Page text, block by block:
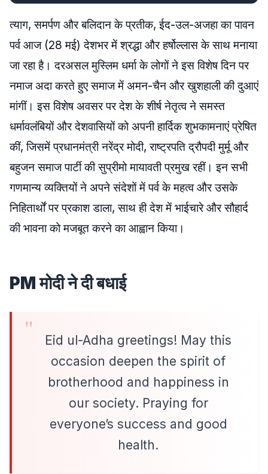
त्याग, समर्पण और बलिदान के प्रतीक, ईद-उल-अजहा का पावन
पर्व आज (28 मई) देशभर में श्रद्धा और हर्षोल्लास के साथ मनाया
जा रहा है। दरअसल मुस्लिम धर्मा के लोगों ने इस विशेष दिन पर
नमाज अदा करते हुए समाज में अमन-चैन और खुशहाली की दुआएं
मांगीं। इस विशेष अवसर पर देश के शीर्ष नेतृत्व ने समस्त
धर्मावलंबियों और देशवासियों को अपनी हार्दिक शुभकामनाएं प्रेषित
कीं, जिसमें प्रधानमंत्री नरेंद्र मोदी, राष्ट्रपति द्रौपदी मुर्मू और
बहुजन समाज पार्टी की सुप्रीमो मायावती प्रमुख रहीं। इन सभी
गणमान्य व्यक्तियों ने अपने संदेशों में पर्व के महत्व और उसके
निहितार्थों पर प्रकाश डाला, साथ ही देश में भाईचारे और सौहार्द
की भावना को मजबूत करने का आह्वान किया।
PM मोदी ने दी बधाई
Eid ul-Adha greetings! May this
occasion deepen the spirit of
brotherhood and happiness in
our society. Praying for
everyone’s success and good
health.